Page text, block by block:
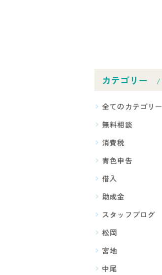
カテゴリー
全てのカテゴリー
無料相談
消費税
青色申告
借入
助成金
スタッフブログ
松岡
宮地
中尾